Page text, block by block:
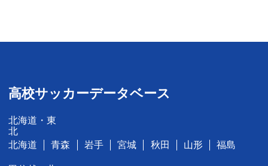
高校サッカーデータベース
北海道・東
北
北海道
青森 岩手 宮城 秋田 山形 福島